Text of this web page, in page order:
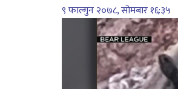
९ फाल्गुन २०७८, सोमबार १६:३५